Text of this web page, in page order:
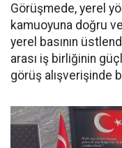
Görüşmede, yerel
kamuoyuna doğru
yerel basının
arası iş birliğinin
görüş alışverişinde